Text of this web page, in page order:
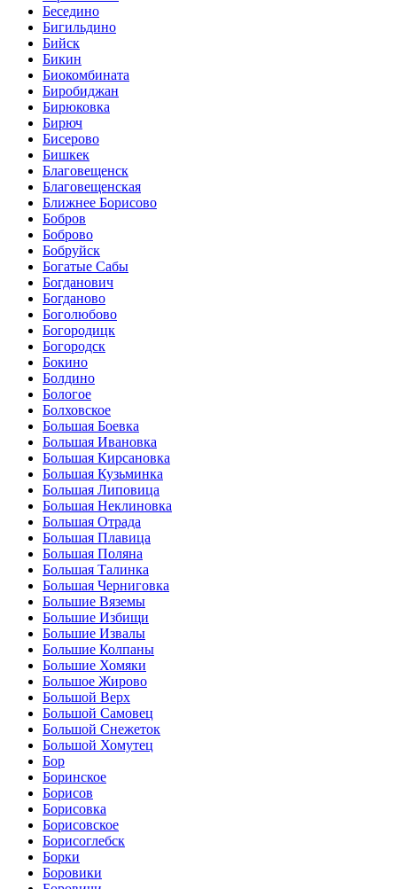
Беседино
Бигильдино
Бийск
Бикин
Биокомбината
Биробиджан
Бирюковка
Бирюч
Бисерово
Бишкек
Благовещенск
Благовещенская
Ближнее Борисово
Бобров
Боброво
Бобруйск
Богатые Сабы
Богданович
Богданово
Боголюбово
Богородицк
Богородск
Бокино
Болдино
Бологое
Болховское
Большая Боевка
Большая Ивановка
Большая Кирсановка
Большая Кузьминка
Большая Липовица
Большая Неклиновка
Большая Отрада
Большая Плавица
Большая Поляна
Большая Талинка
Большая Черниговка
Большие Вяземы
Большие Избищи
Большие Извалы
Большие Колпаны
Большие Хомяки
Большое Жирово
Большой Верх
Большой Самовец
Большой Снежеток
Большой Хомутец
Бор
Боринское
Борисов
Борисовка
Борисовское
Борисоглебск
Борки
Боровики